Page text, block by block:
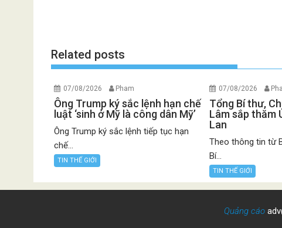
Related posts
07/08/2026 Pham
Ông Trump ký sắc lệnh hạn chế
luật ‘sinh ở Mỹ là công dân Mỹ’
Ông Trump ký sắc lệnh tiếp tục hạn
chế...
TIN THẾ GIỚI
07/08/2026
Tổng Bí thư,
Lâm sắp thăm
Lan
Theo thông tin từ
Bí...
TIN THẾ GIỚI
Quảng cáo